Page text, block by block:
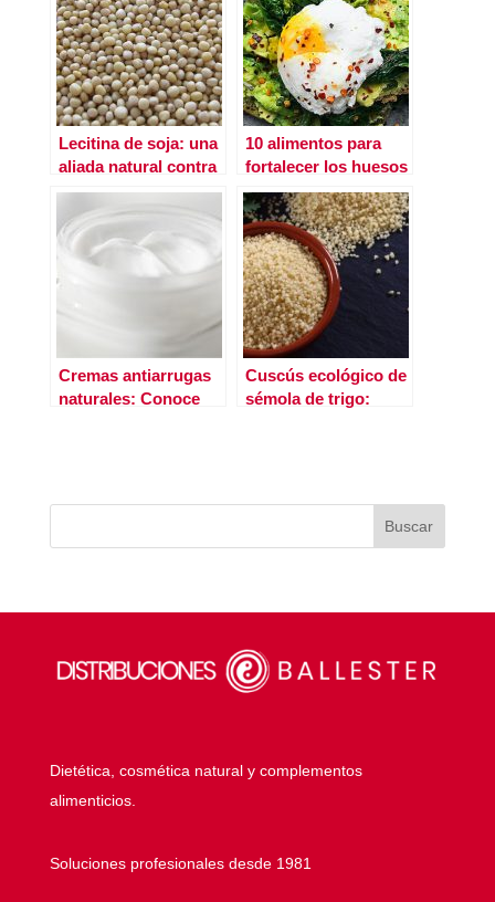
Lecitina de soja: una
aliada natural contra
el colesterol
10 alimentos para
fortalecer los huesos
Cremas antiarrugas
naturales: Conoce
Cuscús ecológico de
sémola de trigo:
Dietética, cosmética natural y complementos
alimenticios.
Soluciones profesionales desde 1981